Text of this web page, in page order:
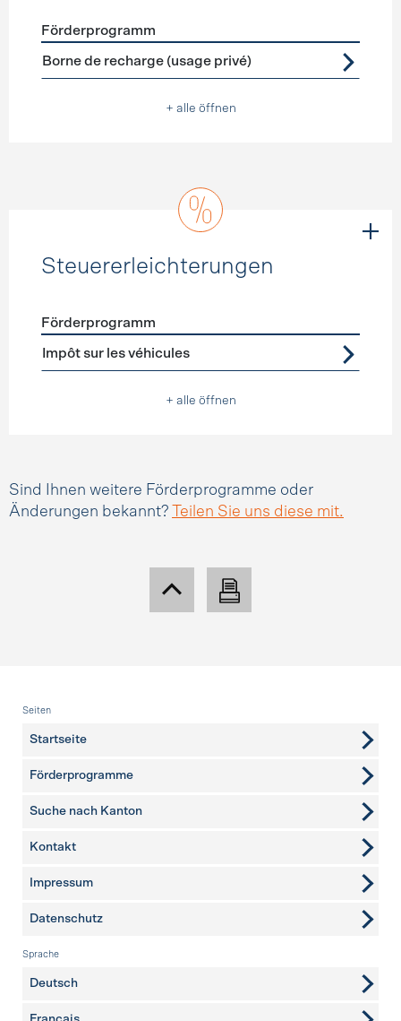
Förderprogramme Ladeinfrastruktur
Förderprogramm
Borne de recharge (usage privé)
+ alle öffnen
Steuererleichterungen
Förderprogramme Steuererleichterungen
Förderprogramm
Impôt sur les véhicules
+ alle öffnen
Sind Ihnen weitere Förderprogramme oder
Änderungen bekannt?
Teilen Sie uns diese mit.
Fusszeile
Seiten
Startseite
Förderprogramme
Suche nach Kanton
weitere Seiten
Kontakt
Impressum
Datenschutz
Sprache
Deutsch